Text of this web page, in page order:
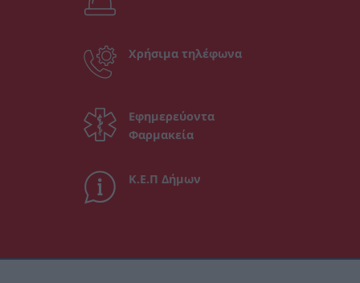
Χρήσιμα τηλέφωνα
Εφημερεύοντα
Φαρμακεία
Κ.Ε.Π Δήμων